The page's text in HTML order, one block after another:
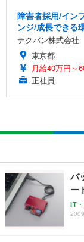
障害者採用/イン
ンジ/成長できる
テクバン株式会社
東京都
月給40万円～
正社員
バ
ー
IT